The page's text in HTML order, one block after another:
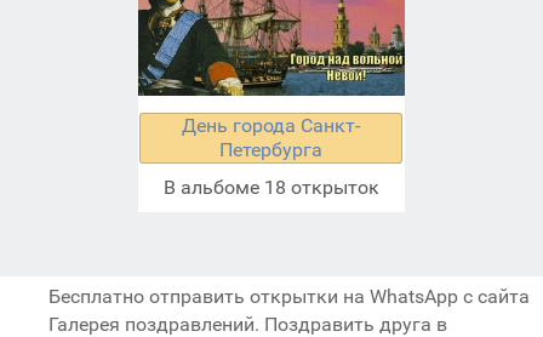
День города Санкт-
Петербурга
В альбоме 18 открыток
Бесплатно отправить открытки на WhatsApp с сайта
Галерея поздравлений. Поздравить друга в